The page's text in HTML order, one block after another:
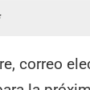
correo